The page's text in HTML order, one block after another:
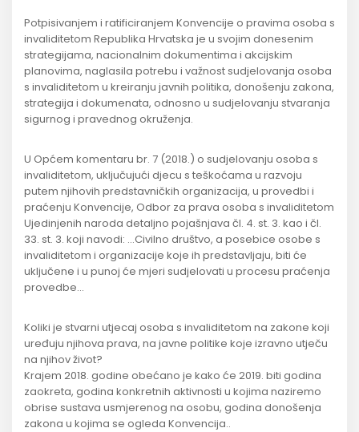
Potpisivanjem i ratificiranjem Konvencije o pravima osoba s
invaliditetom Republika Hrvatska je u svojim donesenim
strategijama, nacionalnim dokumentima i akcijskim
planovima, naglasila potrebu i važnost sudjelovanja osoba
s invaliditetom u kreiranju javnih politika, donošenju zakona,
strategija i dokumenata, odnosno u sudjelovanju stvaranja
sigurnog i pravednog okruženja.
U Općem komentaru br. 7 (2018.) o sudjelovanju osoba s
invaliditetom, uključujući djecu s teškoćama u razvoju
putem njihovih predstavničkih organizacija, u provedbi i
praćenju Konvencije, Odbor za prava osoba s invaliditetom
Ujedinjenih naroda detaljno pojašnjava čl. 4. st. 3. kao i čl.
33. st. 3. koji navodi: …Civilno društvo, a posebice osobe s
invaliditetom i organizacije koje ih predstavljaju, biti će
uključene i u punoj će mjeri sudjelovati u procesu praćenja
provedbe…
Koliki je stvarni utjecaj osoba s invaliditetom na zakone koji
uređuju njihova prava, na javne politike koje izravno utječu
na njihov život?
Krajem 2018. godine obećano je kako će 2019. biti godina
zaokreta, godina konkretnih aktivnosti u kojima naziremo
obrise sustava usmjerenog na osobu, godina donošenja
zakona u kojima se ogleda Konvencija..